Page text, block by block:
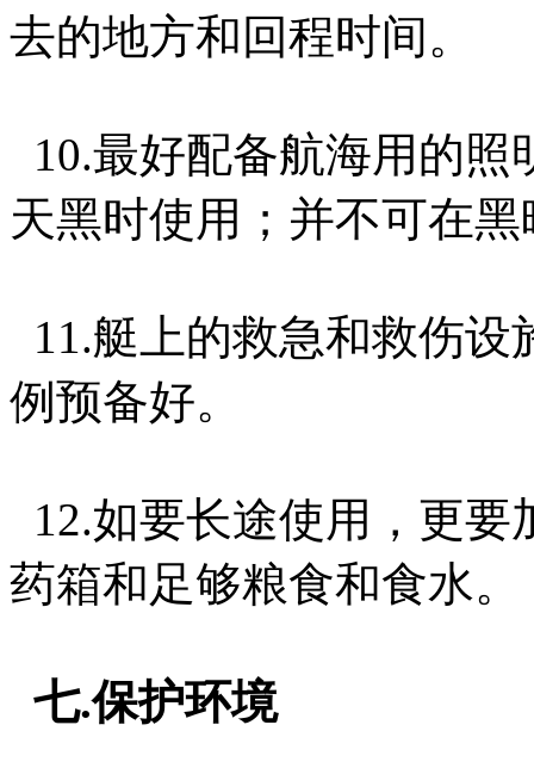
去的地方和回程时间。
10.最好配备航海用的
天黑时使用；并不可在
11.艇上的救急和救伤
例预备好。
12.如要长途使用，更
药箱和足够粮食和食水。
七.保护环境